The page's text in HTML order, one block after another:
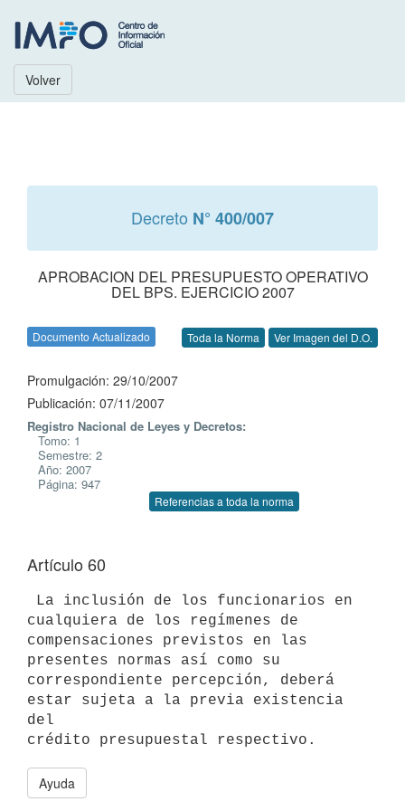
Volver
Decreto N° 400/007
APROBACION DEL PRESUPUESTO OPERATIVO
DEL BPS. EJERCICIO 2007
Documento Actualizado Toda la Norma Ver Imagen del D.O.
Promulgación: 29/10/2007
Publicación: 07/11/2007
Registro Nacional de Leyes y Decretos:
Tomo: 1
Semestre: 2
Año: 2007
Página: 947
Referencias a toda la norma
Artículo 60
cualquiera de los regímenes de
compensaciones previstos en las
presentes normas así como su
correspondiente percepción, deberá
estar sujeta a la previa existencia
del
Ayuda